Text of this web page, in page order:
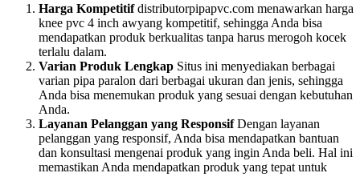
Harga Kompetitifdistributorpipapvc.com menawarkan harga
knee pvc 4 inch awyang kompetitif, sehingga Anda bisa
mendapatkan produk berkualitas tanpa harus merogoh kocek
terlalu dalam.
Varian Produk Lengkap Situs ini menyediakan berbagai
varian pipa paralon dari berbagai ukuran dan jenis, sehingga
Anda bisa menemukan produk yang sesuai dengan kebutuhan
Anda.
Layanan Pelanggan yang ResponsifDengan layanan
pelanggan yang responsif, Anda bisa mendapatkan bantuan
dan konsultasi mengenai produk yang ingin Anda beli. Hal ini
memastikan Anda mendapatkan produk yang tepat untuk